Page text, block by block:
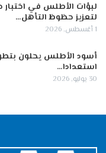
لبؤات الأطلس في
لتعزيز حظوظ التأهل…
1 أغسطس, 2026
أسود الأطلس يحلون
استعدادا…
30 يوليو, 2026